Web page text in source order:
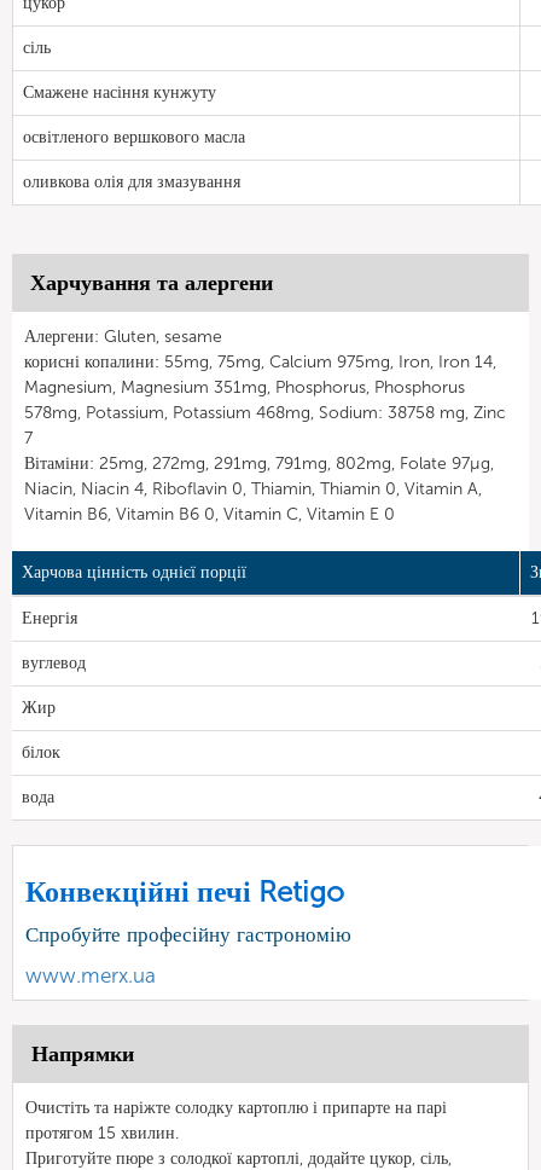
сіль
Смажене насіння кунжуту
освітленого вершкового масла
оливкова олія для змазування
Харчування та алергени
Алергени: Gluten, sesame
корисні копалини: 55mg, 75mg, Calcium 975mg, Iron, Iron 14,
Magnesium, Magnesium 351mg, Phosphorus, Phosphorus
578mg, Potassium, Potassium 468mg, Sodium: 38758 mg, Zinc
7
Вітаміни: 25mg, 272mg, 291mg, 791mg, 802mg, Folate 97µg,
Niacin, Niacin 4, Riboflavin 0, Thiamin, Thiamin 0, Vitamin A,
Vitamin B6, Vitamin B6 0, Vitamin C, Vitamin E 0
Харчова цінність однієї порції
Енергія
вуглевод
Жир
білок
вода
Конвекційні печі Retigo
Спробуйте професійну гастрономію
www.merx.ua
Напрямки
Очистіть та наріжте солодку картоплю і припарте на парі
протягом 15 хвилин.
Приготуйте пюре з солодкої картоплі, додайте цукор, сіль,